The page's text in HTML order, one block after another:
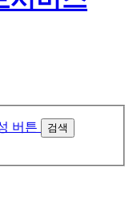
검색